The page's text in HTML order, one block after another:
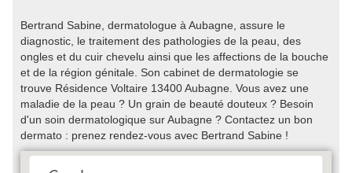
Bertrand Sabine, dermatologue à Aubagne, assure le
diagnostic, le traitement des pathologies de la peau, des
ongles et du cuir chevelu ainsi que les affections de la bouche
et de la région génitale. Son cabinet de dermatologie se
trouve Résidence Voltaire 13400 Aubagne. Vous avez une
maladie de la peau ? Un grain de beauté douteux ? Besoin
d'un soin dermatologique sur Aubagne ? Contactez un bon
dermato : prenez rendez-vous avec Bertrand Sabine !